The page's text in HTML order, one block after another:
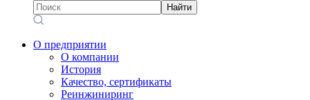
Найти
О предприятии
О компании
История
Качество, сертификаты
Реинжиниринг